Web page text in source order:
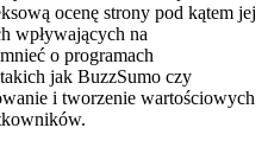
ocenę strony pod kątem jej
wpływających na
o programach
jak BuzzSumo czy
i tworzenie wartościowych